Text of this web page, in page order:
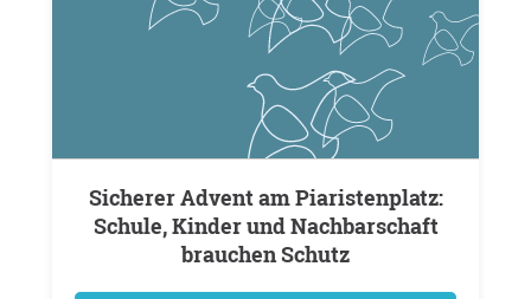
Sicherer Advent am Piaristenplatz:
Schule, Kinder und Nachbarschaft
brauchen Schutz